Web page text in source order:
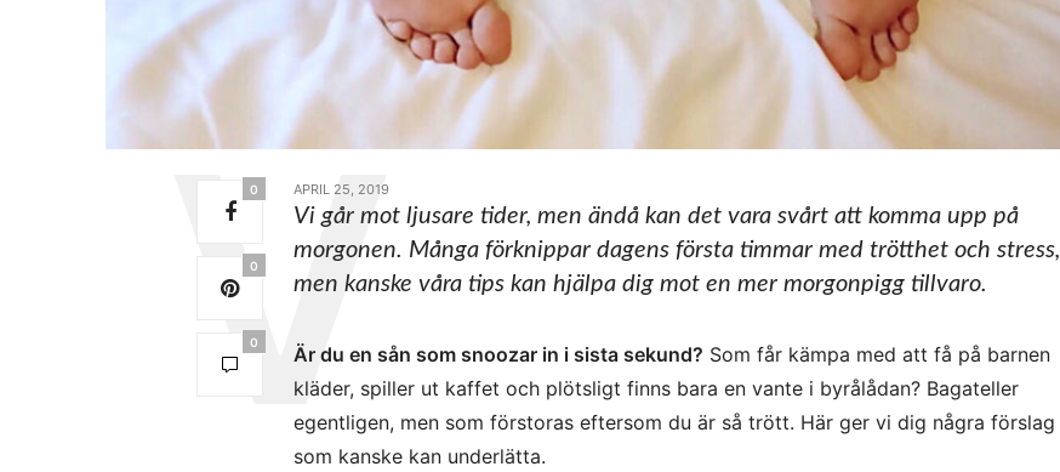
0
0
0
APRIL 25, 2019
Vi går mot ljusare tider, men ändå kan det vara svårt att komma upp på
morgonen. Många förknippar dagens första timmar med trötthet och stress,
men kanske våra tips kan hjälpa dig mot en mer morgonpigg tillvaro.
Är du en sån som snoozar in i sista sekund? Som får kämpa med att få på barnen
kläder, spiller ut kaffet och plötsligt finns bara en vante i byrålådan? Bagateller
egentligen, men som förstoras eftersom du är så trött. Här ger vi dig några förslag
som kanske kan underlätta.